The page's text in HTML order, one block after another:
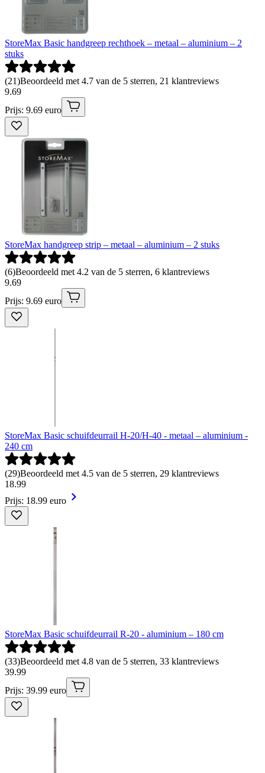
StoreMax Basic handgreep rechthoek – metaal – aluminium – 2
stuks
(21)Beoordeeld met 4.7 van de 5 sterren, 21 klantreviews
9.69
Prijs: 9.69 euro
StoreMax handgreep strip – metaal – aluminium – 2 stuks
(6)Beoordeeld met 4.2 van de 5 sterren, 6 klantreviews
9.69
Prijs: 9.69 euro
StoreMax Basic schuifdeurrail H-20/H-40 - metaal – aluminium -
240 cm
(29)Beoordeeld met 4.5 van de 5 sterren, 29 klantreviews
18.99
Prijs: 18.99 euro
StoreMax Basic schuifdeurrail R-20 - aluminium – 180 cm
(33)Beoordeeld met 4.8 van de 5 sterren, 33 klantreviews
39.99
Prijs: 39.99 euro